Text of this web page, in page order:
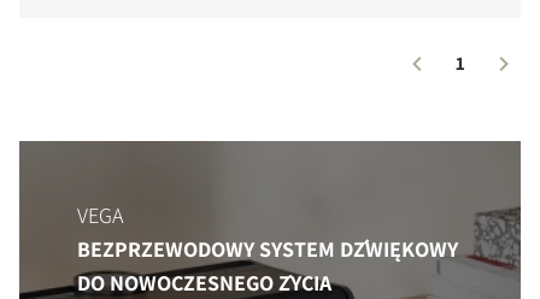
1
VEGA
BEZPRZEWODOWY SYSTEM DŹWIĘKOWY
DO NOWOCZESNEGO ŻYCIA